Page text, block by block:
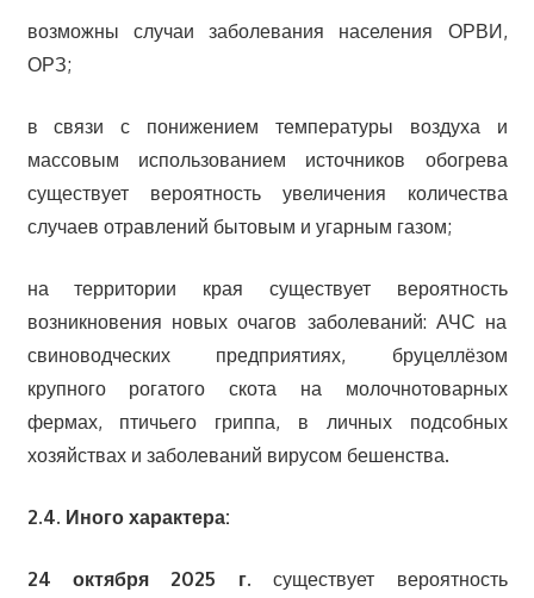
возможны случаи заболевания населения ОРВИ,
ОРЗ;
в связи с понижением температуры воздуха и
массовым использованием источников обогрева
существует вероятность увеличения количества
случаев отравлений бытовым и угарным газом;
на территории края существует вероятность
возникновения новых очагов заболеваний: АЧС на
свиноводческих предприятиях, бруцеллёзом
крупного рогатого скота на молочнотоварных
фермах, птичьего гриппа, в личных подсобных
хозяйствах и заболеваний вирусом бешенства.
2.4. Иного характера:
24 октября 2025 г. существует вероятность